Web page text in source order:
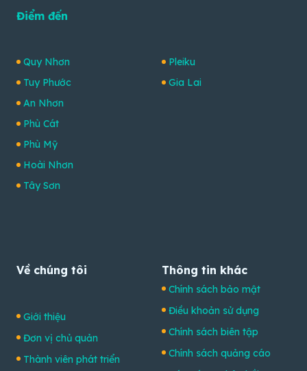
Điểm đến
Quy Nhơn
Tuy Phước
An Nhơn
Phù Cát
Phù Mỹ
Hoài Nhơn
Tây Sơn
Pleiku
Gia Lai
Về chúng tôi
Giới thiệu
Đơn vị chủ quản
Thành viên phát triển
Thông tin khác
Chính sách bảo mật
Điều khoản sử dụng
Chính sách biên tập
Chính sách quảng cáo